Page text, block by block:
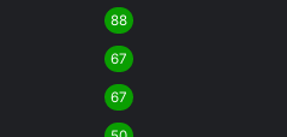
88
67
67